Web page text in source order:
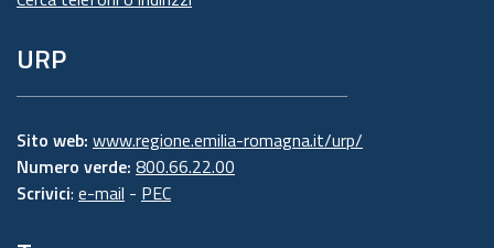
URP
Sito web: www.regione.emilia-romagna.it/urp/
Numero verde: 800.66.22.00
Scrivici: e-mail - PEC